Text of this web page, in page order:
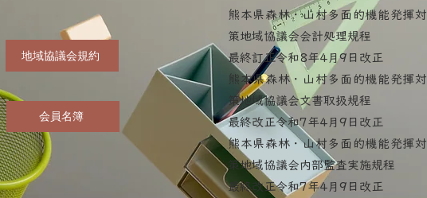
地域協議会規約
会員名簿
熊本県森林・山村多面的機能発揮対
策地域協議会会計処理規程
最終訂正令和8年4月9日改正
熊本県森林・山村多面的機能発揮対
策地域協議会文書取扱規程
最終改正令和7年4月9日改正
熊本県森林・山村多面的機能発揮対
策地域協議会内部監査実施規程
最終改正​令和7年4月9日改正